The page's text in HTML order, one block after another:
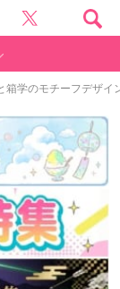
箱学のモチーフデザイ